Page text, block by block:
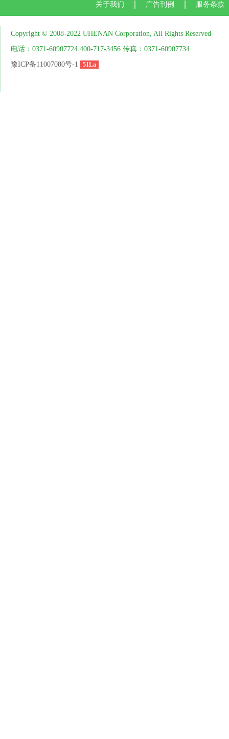
关于我们 广告刊例 服务条款
Copyright © 2008-2022 UHENAN Corporation, All Rights Reserved
电话：0371-60907724 400-717-3456 传真：0371-60907734
豫ICP备11007080号-1
51La